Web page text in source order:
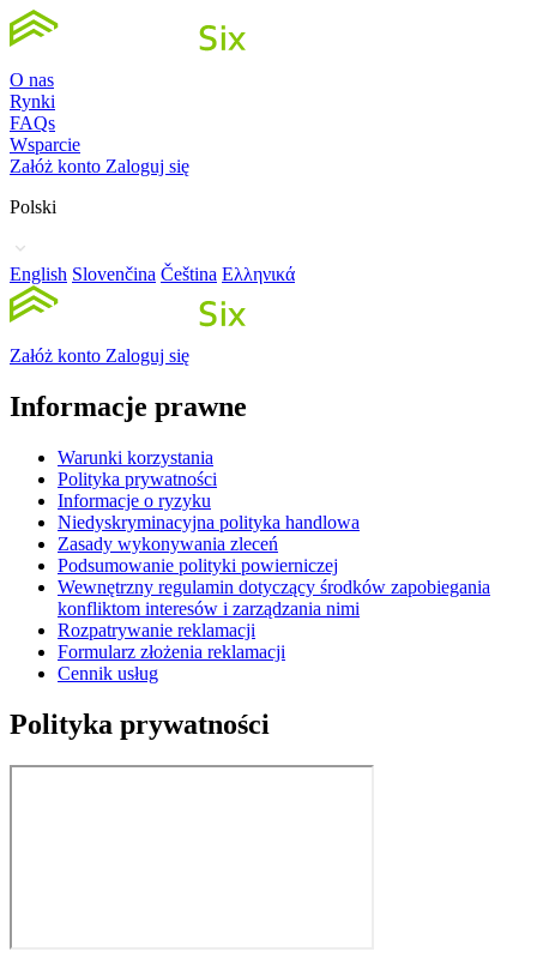
O nas
Rynki
FAQs
Wsparcie
Załóż konto Zaloguj się
Polski
English Slovenčina Čeština Ελληνικά
Załóż konto Zaloguj się
Informacje prawne
Warunki korzystania
Polityka prywatności
Informacje o ryzyku
Niedyskryminacyjna polityka handlowa
Zasady wykonywania zleceń
Podsumowanie polityki powierniczej
Wewnętrzny regulamin dotyczący środków zapobiegania
konfliktom interesów i zarządzania nimi
Rozpatrywanie reklamacji
Formularz złożenia reklamacji
Cennik usług
Polityka prywatności